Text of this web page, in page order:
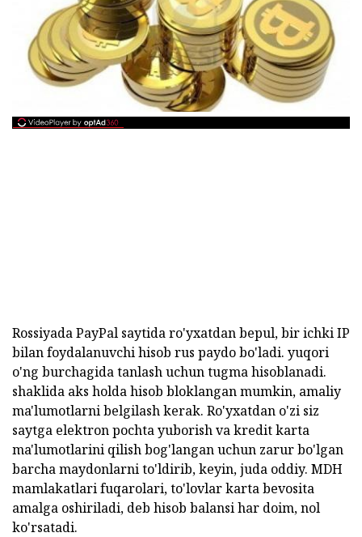
Rossiyada PayPal saytida ro'yxatdan bepul, bir ichki IP
bilan foydalanuvchi hisob rus paydo bo'ladi. yuqori
o'ng burchagida tanlash uchun tugma hisoblanadi.
shaklida aks holda hisob bloklangan mumkin, amaliy
ma'lumotlarni belgilash kerak. Ro'yxatdan o'zi siz
saytga elektron pochta yuborish va kredit karta
ma'lumotlarini qilish bog'langan uchun zarur bo'lgan
barcha maydonlarni to'ldirib, keyin, juda oddiy. MDH
mamlakatlari fuqarolari, to'lovlar karta bevosita
amalga oshiriladi, deb hisob balansi har doim, nol
ko'rsatadi.